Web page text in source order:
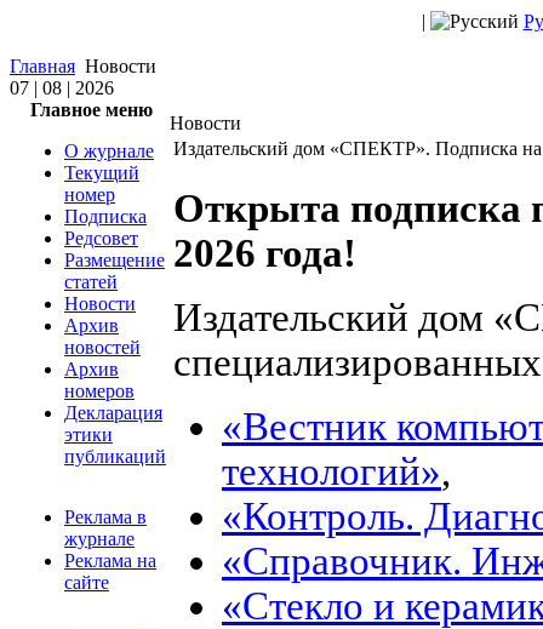
|
Главная Новости
07 | 08 | 2026
Главное меню
О журнале
Текущий
номер
Подписка
Редсовет
Размещение
статей
Новости
Архив
новостей
Архив
номеров
Декларация
этики
публикаций
Реклама в
журнале
Реклама на
сайте
Новости
Издательский дом «СПЕКТР». Подписка
Открыта подписка
2026 года!
Издательский дом
«Вестник
технологий»,
«Контроль.
«Справочник.
«Стекло и